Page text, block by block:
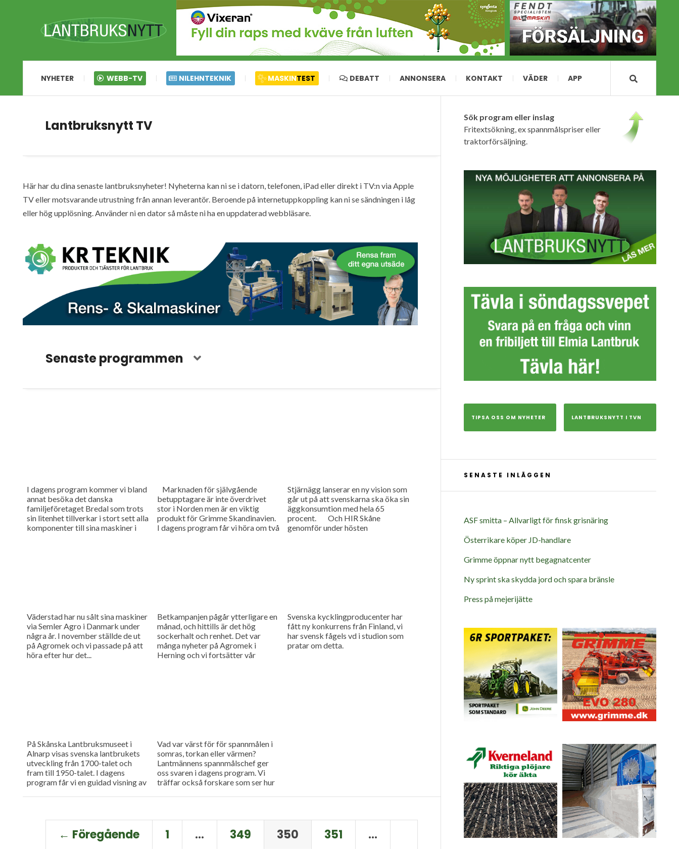
NYHETER WEBB-TV NILEHNTEKNIK MASKINTEST DEBATT ANNONSERA KONTAKT VÄDER APP
Lantbruksnytt TV
Här har du dina senaste lantbruksnyheter! Nyheterna kan ni se i datorn, telefonen, iPad eller direkt i TV:n via Apple
TV eller motsvarande utrustning från annan leverantör. Beroende på internetuppkoppling kan ni se sändningen i låg
eller hög upplösning. Använder ni en dator så måste ni ha en uppdaterad webbläsare.
Senaste programmen
I dagens program kommer vi bland
annat besöka det danska
familjeföretaget Bredal som trots
sin litenhet tillverkar i stort sett alla
komponenter till sina maskiner i
Marknaden för självgående
betupptagare är inte överdrivet
stor i Norden men är en viktig
produkt för Grimme Skandinavien.
I dagens program får vi höra om två
Stjärnägg lanserar en ny vision som
går ut på att svenskarna ska öka sin
äggkonsumtion med hela 65
procent. Och HIR Skåne
genomför under hösten
Väderstad har nu sålt sina maskiner
via Semler Agro i Danmark under
några år. I november ställde de ut
på Agromek och vi passade på att
höra efter hur det...
Betkampanjen pågår ytterligare en
månad, och hittills är det hög
sockerhalt och renhet. Det var
många nyheter på Agromek i
Herning och vi fortsätter vår
Svenska kycklingproducenter har
fått ny konkurrens från Finland, vi
har svensk fågels vd i studion som
pratar om detta.
På Skånska Lantbruksmuseet i
Alnarp visas svenska lantbrukets
utveckling från 1700-talet och
fram till 1950-talet. I dagens
program får vi en guidad visning av
Vad var värst för för spannmålen i
somras, torkan eller värmen?
Lantmännens spannmålschef ger
oss svaren i dagens program. Vi
träffar också forskare som ser hur
← Föregående 1 … 349 350 351
…
Sök program eller inslag
Fritextsökning, ex spannmålspriser eller
traktorförsäljning.
TIPSA OSS OM NYHETER LANTBRUKSNYTT I TVN
SENASTE INLÄGGEN
ASF smitta – Allvarligt för finsk grisnäring
Österrikare köper JD-handlare
Grimme öppnar nytt begagnatcenter
Ny sprint ska skydda jord och spara bränsle
Press på mejerijätte